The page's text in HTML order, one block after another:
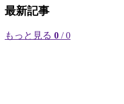
最新記事
もっと見る 0 / 0